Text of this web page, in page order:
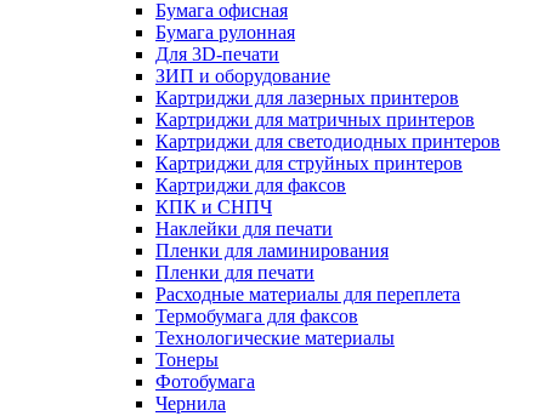
Бумага офисная
Бумага рулонная
Для 3D-печати
ЗИП и оборудование
Картриджи для лазерных принтеров
Картриджи для матричных принтеров
Картриджи для светодиодных принтеров
Картриджи для струйных принтеров
Картриджи для факсов
КПК и СНПЧ
Наклейки для печати
Пленки для ламинирования
Пленки для печати
Расходные материалы для переплета
Термобумага для факсов
Технологические материалы
Тонеры
Фотобумага
Чернила